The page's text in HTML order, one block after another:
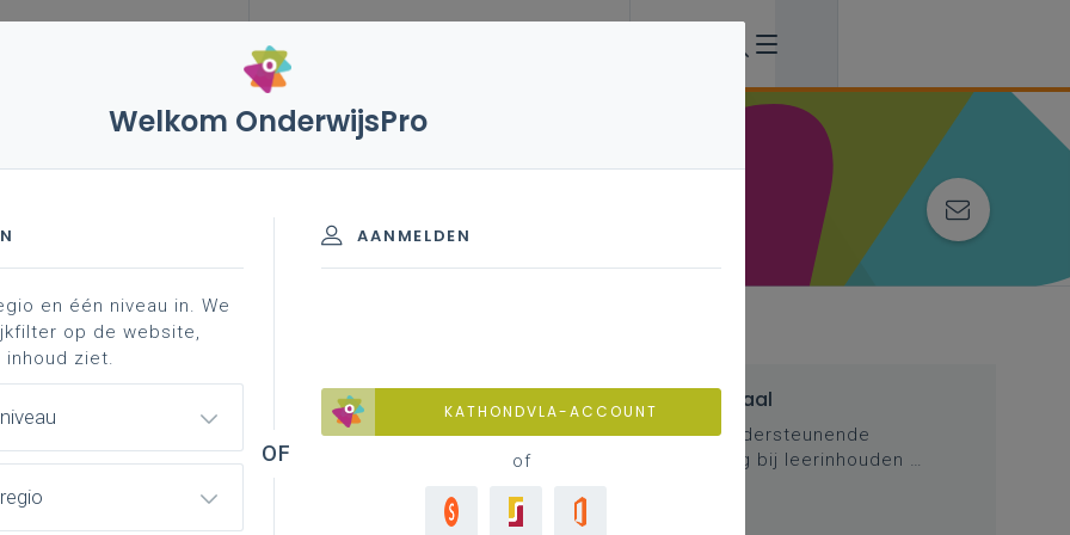
vakken en leerplannen 7de leerjaar
Basisinformatie over het leerplan
Inspirerend materiaal
Didactische tips, ondersteunende
documenten, duiding bij leerinhouden …
Welkom OnderwijsPro
AANMELDEN
KATHONDVLA-ACCOUNT
of
en één niveau in. We
op de website,
ziet.